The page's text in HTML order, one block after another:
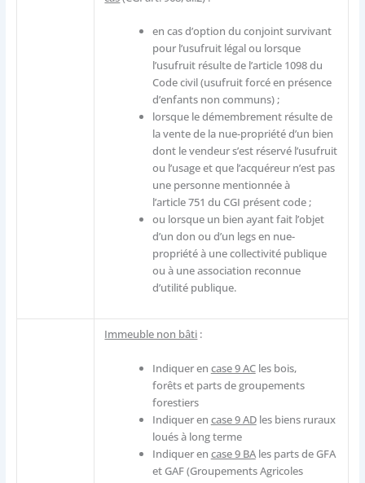
en cas d’option du conjoint survivant
pour l’usufruit légal ou lorsque
l’usufruit résulte de l’article 1098 du
Code civil (usufruit forcé en présence
d’enfants non communs) ;
lorsque le démembrement résulte de
la vente de la nue-propriété d’un bien
dont le vendeur s’est réservé l’usufruit
ou l’usage et que l’acquéreur n’est pas
une personne mentionnée à
l’article 751 du CGI présent code ;
ou lorsque un bien ayant fait l’objet
d’un don ou d’un legs en nue-
propriété à une collectivité publique
ou à une association reconnue
d’utilité publique.
Immeuble non bâti :
Indiquer en case 9 ACles bois,
forêts et parts de groupements
forestiers
Indiquer en case 9 ADles biens ruraux
loués à long terme
Indiquer en case 9 BAles parts de GFA
et GAF (Groupements Agricoles